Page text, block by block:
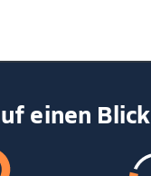
einen Blick